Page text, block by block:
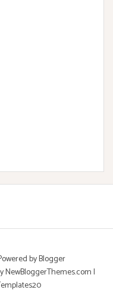
byBlogger
NewBloggerThemes.com|